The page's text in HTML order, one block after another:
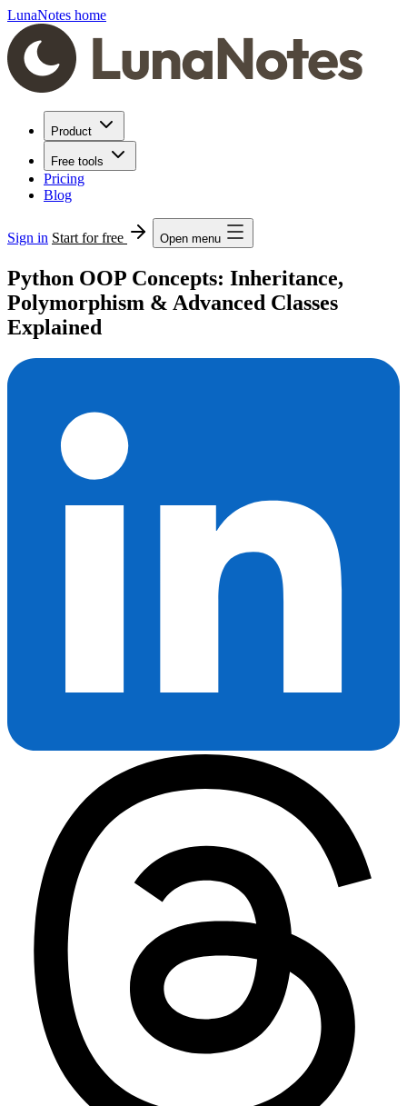
LunaNotes home
Product
Free tools
Pricing
Blog
Sign in Start for free Open menu
Python OOP Concepts: Inheritance,
Polymorphism & Advanced Classes
Explained